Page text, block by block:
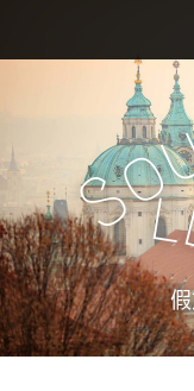
e
n
u
i
c
n
t
e
n
t
So
l